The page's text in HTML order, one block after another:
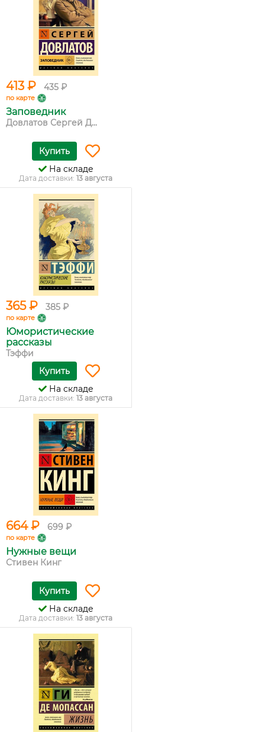
413 ₽ 435 ₽
по карте
Заповедник
Довлатов Сергей Д...
Купить
На складе
Дата доставки: 13 августа
365 ₽ 385 ₽
по карте
Юмористические
рассказы
Тэффи
Купить
На складе
Дата доставки: 13 августа
664 ₽ 699 ₽
по карте
Нужные вещи
Стивен Кинг
Купить
На складе
Дата доставки: 13 августа